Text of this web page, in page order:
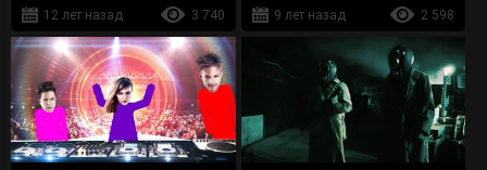
12 лет назад
3 740
9 лет назад
2 598